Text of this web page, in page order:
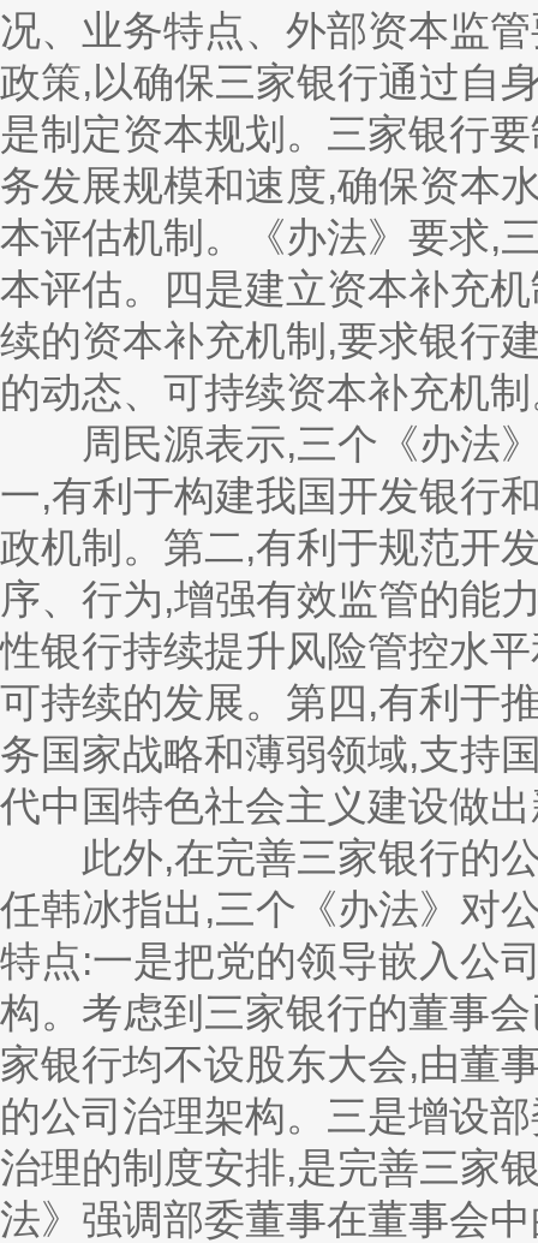
况、业务特点、外部资本监
政策,以确保三家银行通过自
是制定资本规划。三家银行
务发展规模和速度,确保资本
本评估机制。《办法》要求,
本评估。四是建立资本补充
续的资本补充机制,要求银行
的动态、可持续资本补充机
周民源表示,三个《办法》
一,有利于构建我国开发银行
政机制。第二,有利于规范开
序、行为,增强有效监管的能
性银行持续提升风险管控水
可持续的发展。第四,有利于
务国家战略和薄弱领域,支持
代中国特色社会主义建设做
此外,在完善三家银行的公
任韩冰指出,三个《办法》对
特点:一是把党的领导嵌入公
构。考虑到三家银行的董事
家银行均不设股东大会,由董
的公司治理架构。三是增设
治理的制度安排,是完善三家
法》强调部委董事在董事会